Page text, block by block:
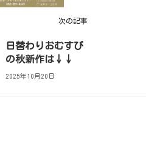
次の記事
日替わりおむすび
の秋新作は↓↓
2025年10月20日